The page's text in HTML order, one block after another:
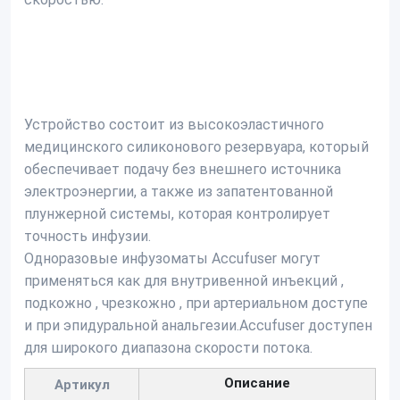
Устройство состоит из высокоэластичного
медицинского силиконового резервуара, который
обеспечивает подачу без внешнего источника
электроэнергии, а также из запатентованной
плунжерной системы, которая контролирует
точность инфузии.
Одноразовые инфузоматы Accufuser могут
применяться как для внутривенной инъекций ,
подкожно , чрезкожно , при артериальном доступе
и при эпидуральной анальгезии.Accufuser доступен
для широкого диапазона скорости потока.
Артикул Описание